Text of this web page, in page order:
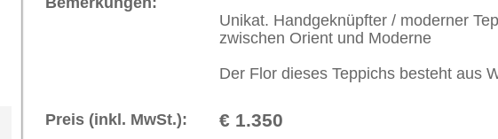
Deutschland / Österreich: +49 (0)40 450 4102
Geschäftsbedingungen